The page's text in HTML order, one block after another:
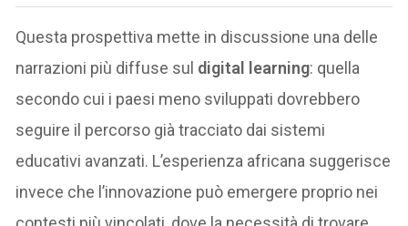
Questa prospettiva mette in discussione una delle
narrazioni più diffuse sul digital learning: quella
secondo cui i paesi meno sviluppati dovrebbero
seguire il percorso già tracciato dai sistemi
educativi avanzati. L’esperienza africana suggerisce
invece che l’innovazione può emergere proprio nei